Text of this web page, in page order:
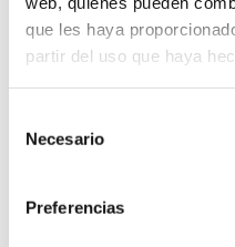
que les haya
partir del uso que haya
Necesario
Preferencias